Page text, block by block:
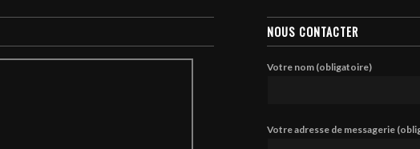
NOUS CONTACTER
Votre nom (obligatoire)
Votre adresse de messagerie